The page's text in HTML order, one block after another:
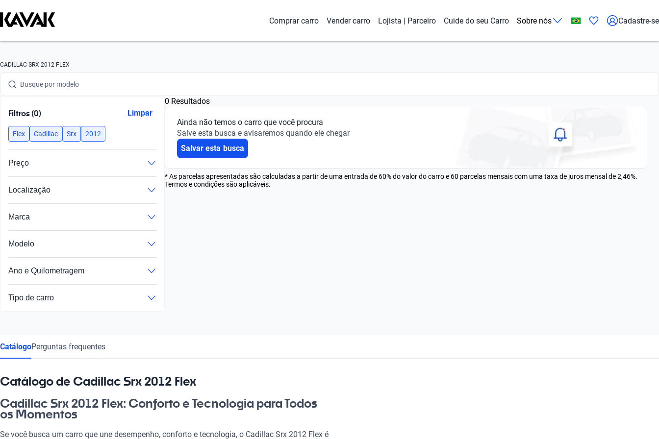
Comprar carro Vender carro Lojista | Parceiro Cuide do seu Carro Sobre nós Cadastre-se
CADILLAC SRX 2012 FLEX
Busque por marca
Busque por modelo
Busque por ano
Busque por marca
Busque por versão
Busque por ano
Filtros (0) Limpar
Flex Cadillac Srx 2012
Preço
Localização
Marca
Modelo
Ano e Quilometragem
Tipo de carro
0 Resultados
Ainda não temos o carro que você procura
Salve esta busca e avisaremos quando ele chegar
Salvar esta busca
* As parcelas apresentadas são calculadas a partir de uma entrada de 60% do valor do carro e 60 parcelas mensais com uma taxa de juros mensal de 2,46%.
Termos e condições são aplicáveis.
CatálogoPerguntas frequentes
Catálogo de Cadillac Srx 2012 Flex
Cadillac Srx 2012 Flex: Conforto e Tecnologia para Todos
os Momentos
Se você busca um carro que une desempenho, conforto e tecnologia, o Cadillac Srx 2012 Flex é